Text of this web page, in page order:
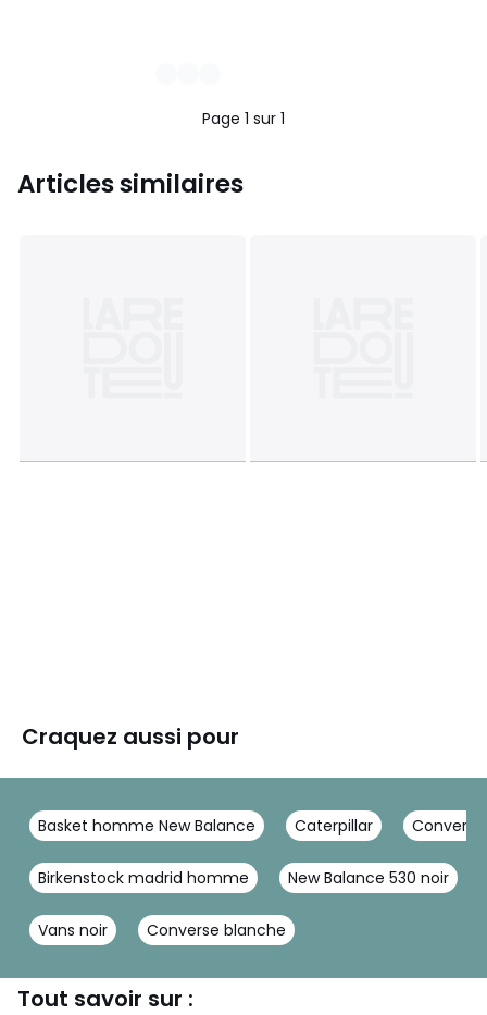
Page 1 sur 1
Articles similaires
Craquez aussi pour
Basket homme New Balance Caterpillar
Birkenstock madrid homme New Balance 530 noir
Vans noir Converse blanche
Tout savoir sur :